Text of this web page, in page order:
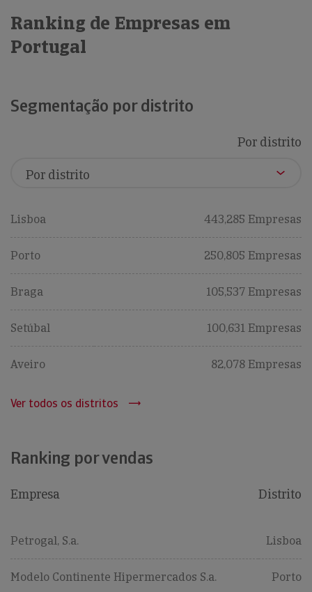
Ranking de Empresas em
Portugal
Segmentação por distrito
Por distrito
Lisboa 443,285 Empresas
Porto 250,805 Empresas
Braga 105,537 Empresas
Setúbal 100,631 Empresas
Aveiro 82,078 Empresas
Ver todos os distritos
Ranking por vendas
Empresa Distrito
Petrogal, S.a. Lisboa
Modelo Continente Hipermercados S.a. Porto